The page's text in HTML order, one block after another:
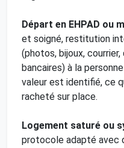
Départ en EHPAD ou
et soigné, restitution
(photos, bijoux,
bancaires) à la
valeur est identifié, ce
racheté sur place.
Logement saturé ou
protocole adapté avec